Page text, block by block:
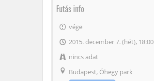
Futás info
vége
2015. december 7. (hét), 18:00
nincs adat
Budapest, Óhegy park